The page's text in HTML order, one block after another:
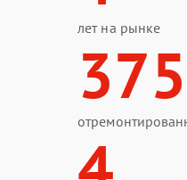
лет на рынке